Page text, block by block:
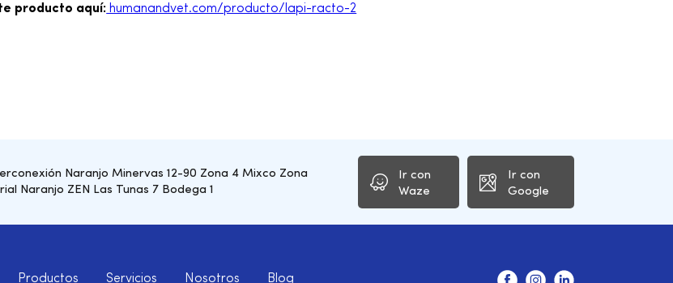
producto aquí: humanandvet.com/producto/lapi-racto-2
Naranjo Minervas 12-90 Zona 4 Mixco Zona
Naranjo ZEN Las Tunas 7 Bodega 1
Ir con
Waze
Ir con
Google
Productos Servicios Nosotros Blog